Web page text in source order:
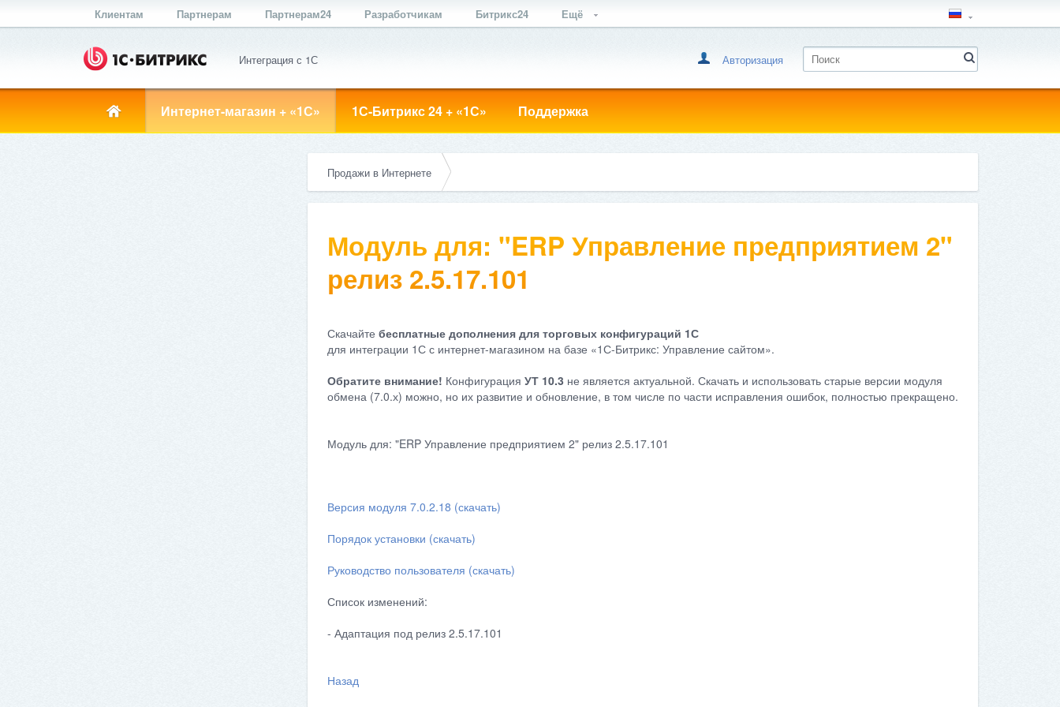
Клиентам Партнерам Партнерам24 Разработчикам Битрикс24 Ещё
Интеграция с 1С Авторизация
Интернет-магазин + «1С» 1С-Битрикс 24 + «1С» Поддержка
Продажи в Интернете
Модуль для: "ERP Управление предприятием 2"
релиз 2.5.17.101
Скачайте бесплатные дополнения для торговых конфигураций 1С
для интеграции 1С с интернет-магазином на базе «1С-Битрикс: Управление сайтом».
Обратите внимание! Конфигурация УТ 10.3 не является актуальной. Скачать и использовать старые версии модуля
обмена (7.0.х) можно, но их развитие и обновление, в том числе по части исправления ошибок, полностью прекращено.
Модуль для: "ERP Управление предприятием 2" релиз 2.5.17.101
Версия модуля 7.0.2.18 (скачать)
Порядок установки (скачать)
Руководство пользователя (скачать)
Список изменений:
- Адаптация под релиз 2.5.17.101
Назад